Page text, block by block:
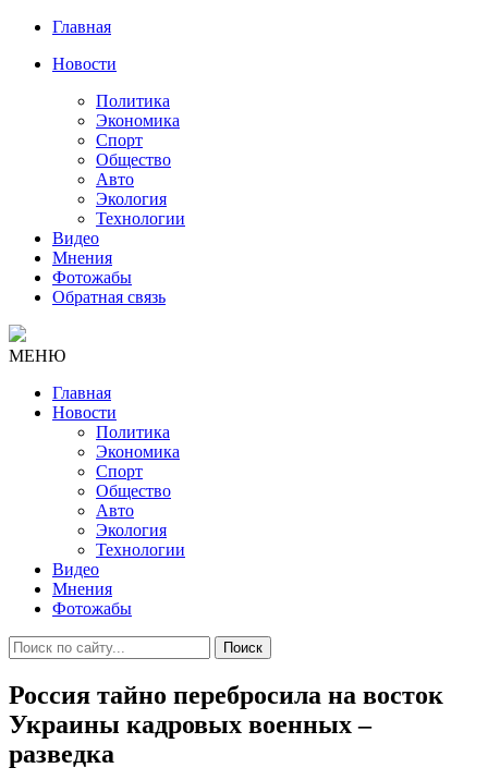
Главная
Новости
Политика
Экономика
Спорт
Общество
Авто
Экология
Технологии
Видео
Мнения
Фотожабы
Обратная связь
МЕНЮ
Главная
Новости
Политика
Экономика
Спорт
Общество
Авто
Экология
Технологии
Видео
Мнения
Фотожабы
Поиск
Россия тайно перебросила на восток
Украины кадровых военных –
разведка